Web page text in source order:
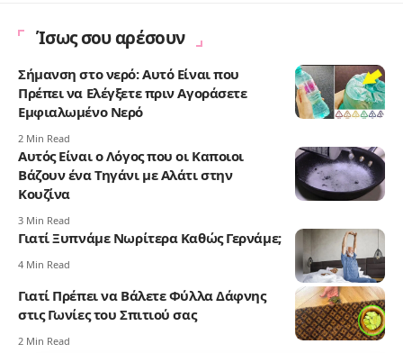
Ίσως σου αρέσουν
Σήμανση στο νερό: Αυτό Είναι που
Πρέπει να Ελέγξετε πριν Αγοράσετε
Εμφιαλωμένο Νερό
2 Min Read
Αυτός Είναι ο Λόγος που οι Καποιοι
Βάζουν ένα Τηγάνι με Αλάτι στην
Κουζίνα
3 Min Read
Γιατί Ξυπνάμε Νωρίτερα Καθώς Γερνάμε;
4 Min Read
Γιατί Πρέπει να Βάλετε Φύλλα Δάφνης
στις Γωνίες του Σπιτιού σας
2 Min Read